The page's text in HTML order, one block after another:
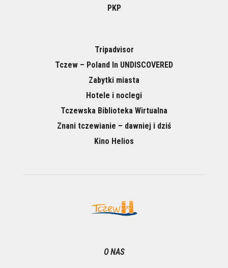
PKP
Tripadvisor
Tczew – Poland In UNDISCOVERED
Zabytki miasta
Hotele i noclegi
Tczewska Biblioteka Wirtualna
Znani tczewianie – dawniej i dziś
Kino Helios
O NAS